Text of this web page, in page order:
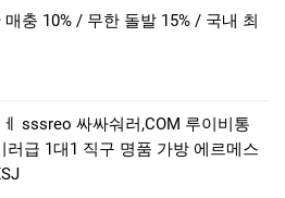
충 10% / 무한 돌발 15% / 국내 최
sssreo 싸싸숴러,COM 루이비통
급 1대1 직구 명품 가방 에르메스